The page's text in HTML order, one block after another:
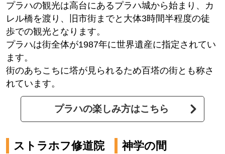
プラハの観光は高台にあるプラハ城から始まり、カ
レル橋を渡り、旧市街までと大体3時間半程度の徒
歩での観光となります。
プラハは街全体が1987年に世界遺産に指定されてい
ます。
街のあちこちに塔が見られるため百塔の街とも称さ
れています。
プラハの楽しみ方はこちら
ストラホフ修道院 神学の間